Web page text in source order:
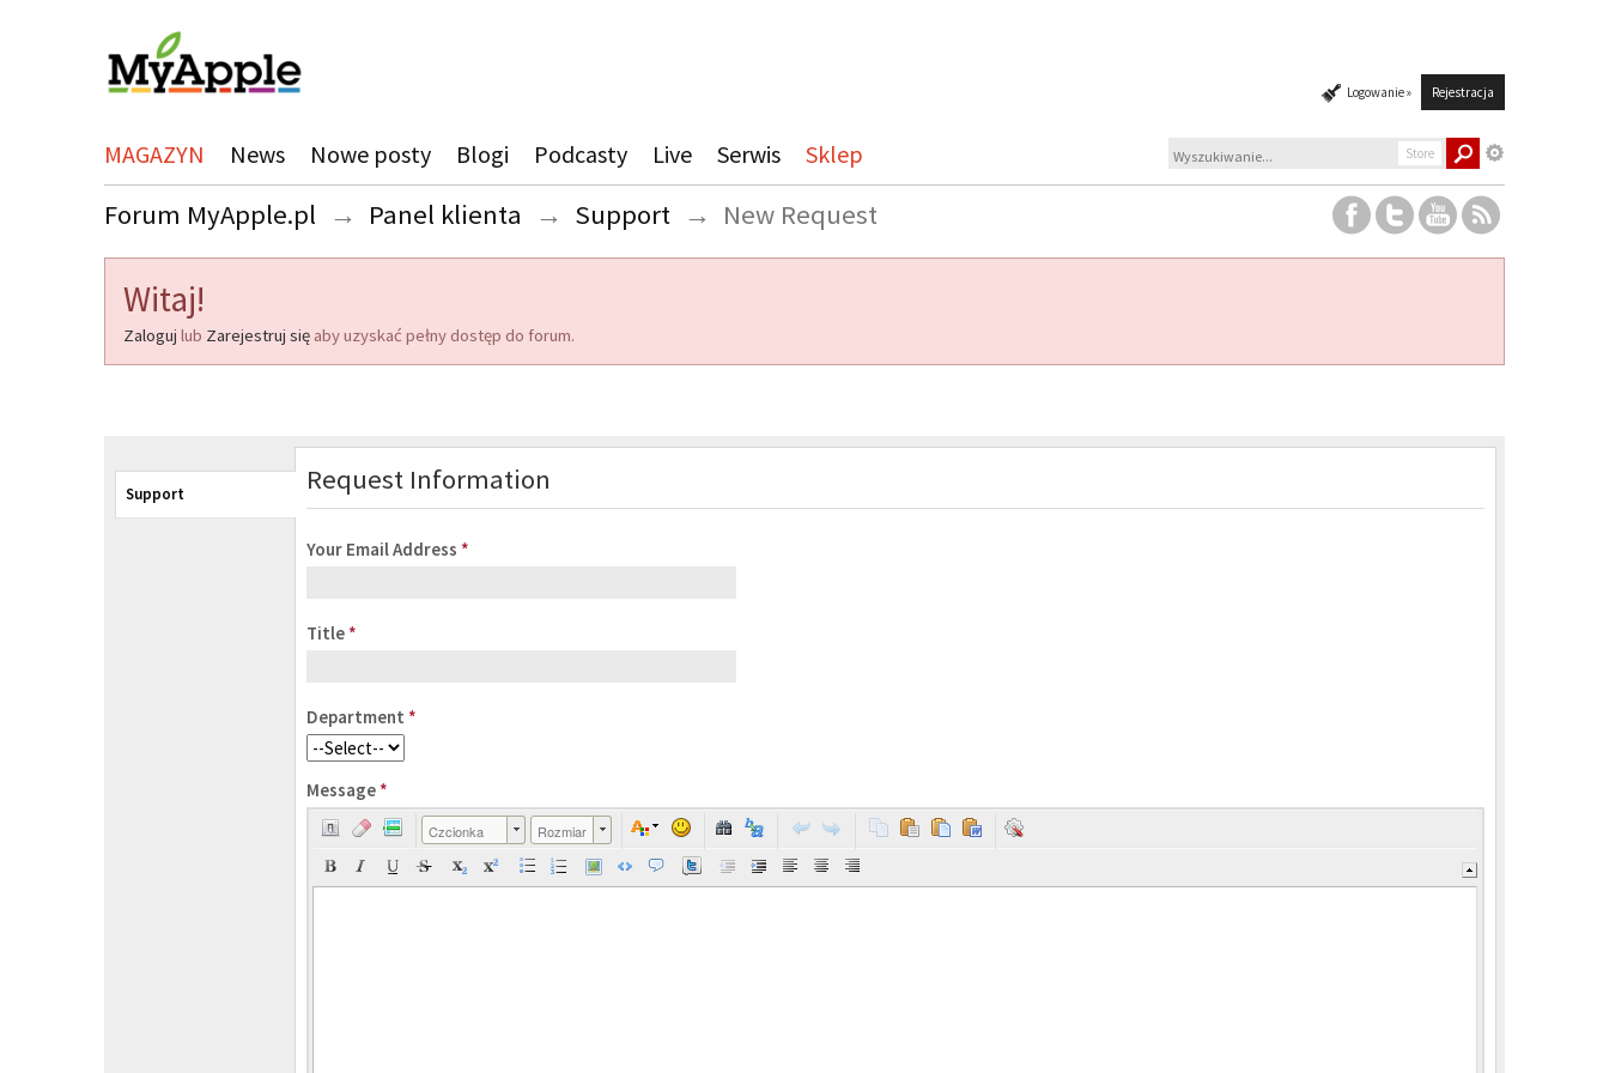
Logowanie » Rejestracja
MAGAZYN News Nowe posty Blogi Podcasty Live Serwis Sklep Store
Forum MyApple.pl → Panel klienta → Support → New Request
Witaj!
Zaloguj lub Zarejestruj się aby uzyskać pełny dostęp do forum.
Support Request Information
Your Email Address *
Title *
Department *
Message *
Czcionka Rozmiar